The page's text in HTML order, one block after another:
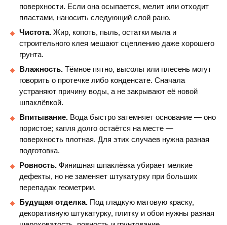
поверхности. Если она осыпается, мелит или отходит
пластами, наносить следующий слой рано.
Чистота. Жир, копоть, пыль, остатки мыла и
строительного клея мешают сцеплению даже хорошего
грунта.
Влажность. Тёмное пятно, высолы или плесень могут
говорить о протечке либо конденсате. Сначала
устраняют причину воды, а не закрывают её новой
шпаклёвкой.
Впитывание. Вода быстро затемняет основание — оно
пористое; капля долго остаётся на месте —
поверхность плотная. Для этих случаев нужна разная
подготовка.
Ровность. Финишная шпаклёвка убирает мелкие
дефекты, но не заменяет штукатурку при больших
перепадах геометрии.
Будущая отделка. Под гладкую матовую краску,
декоративную штукатурку, плитку и обои нужны разная